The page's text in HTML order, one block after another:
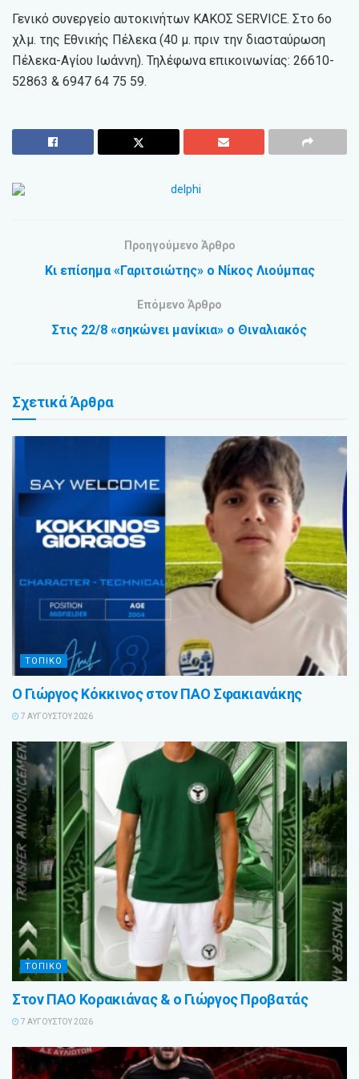
Γενικό συνεργείο αυτοκινήτων ΚΑΚΟΣ SERVICE. Στο 6ο
χλμ. της Εθνικής Πέλεκα (40 μ. πριν την διασταύρωση
Πέλεκα-Αγίου Ιωάννη). Τηλέφωνα επικοινωνίας: 26610-
52863 & 6947 64 75 59.
Προηγούμενο Άρθρο
Κι επίσημα «Γαριτσιώτης» ο Νίκος Λιούμπας
Επόμενο Άρθρο
Στις 22/8 «σηκώνει μανίκια» ο Θιναλιακός
ΣχετικάΆρθρα
ΤΟΠΙΚΟ
Ο Γιώργος Κόκκινος στον ΠΑΟ Σφακιανάκης
7 ΑΥΓΟΎΣΤΟΥ 2026
ΤΟΠΙΚΟ
Στον ΠΑΟ Κορακιάνας & ο Γιώργος Προβατάς
7 ΑΥΓΟΎΣΤΟΥ 2026